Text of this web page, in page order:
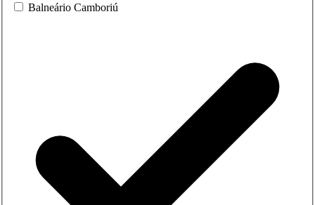
Balneário Camboriú